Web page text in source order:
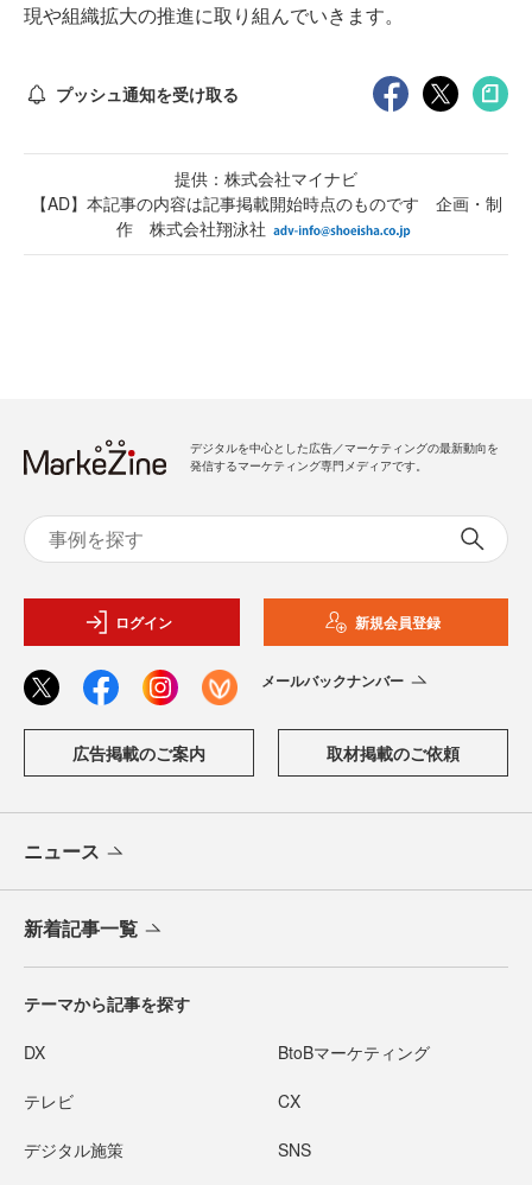
現や組織拡大の推進に取り組んでいきます。
プッシュ通知を受け取る
提供：株式会社マイナビ
【AD】本記事の内容は記事掲載開始時点のものです 企画・制
作 株式会社翔泳社
デジタルを中心とした広告／マーケティングの最新動向を
発信するマーケティング専門メディアです。
ログイン 新規会員登録
メールバックナンバー
広告掲載のご案内 取材掲載のご依頼
ニュース
新着記事一覧
テーマから記事を探す
DX BtoBマーケティング
テレビ CX
デジタル施策 SNS